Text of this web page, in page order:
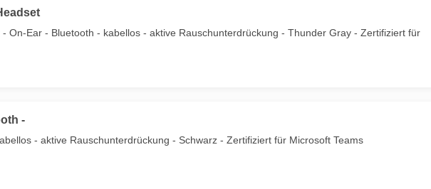
On-Ear - Bluetooth - kabellos - aktive Rauschunterdrückung - Thunder Gray - Zertifiziert für
-
- aktive Rauschunterdrückung - Schwarz - Zertifiziert für Microsoft Teams